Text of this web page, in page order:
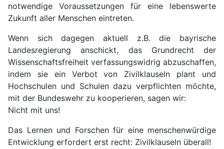
notwendige Voraussetzungen für eine lebenswerte
Zukunft aller Menschen eintreten.
Wenn sich dagegen aktuell z.B. die bayrische
Landesregierung anschickt, das Grundrecht der
Wissenschaftsfreiheit verfassungswidrig abzuschaffen,
indem sie ein Verbot von Zivilklauseln plant und
Hochschulen und Schulen dazu verpflichten möchte,
mit der Bundeswehr zu kooperieren, sagen wir:
Nicht mit uns!
Das Lernen und Forschen für eine menschenwürdige
Entwicklung erfordert erst recht: Zivilklauseln überall!